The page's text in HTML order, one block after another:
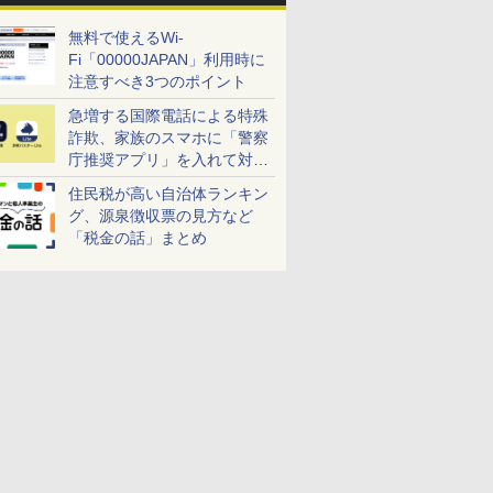
無料で使えるWi-
Fi「00000JAPAN」利用時に
注意すべき3つのポイント
急増する国際電話による特殊
詐欺、家族のスマホに「警察
庁推奨アプリ」を入れて対策
しよう！
住民税が高い自治体ランキン
グ、源泉徴収票の見方など
「税金の話」まとめ